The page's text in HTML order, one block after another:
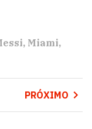
Miami
PRÓXIMO